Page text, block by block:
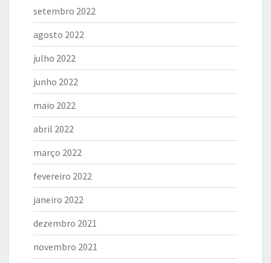
setembro 2022
agosto 2022
julho 2022
junho 2022
maio 2022
abril 2022
março 2022
fevereiro 2022
janeiro 2022
dezembro 2021
novembro 2021